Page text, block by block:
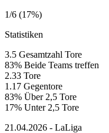
1/6 (17%)
Statistiken
3.5 Gesamtzahl Tore
83% Beide Teams treffen
2.33 Tore
1.17 Gegentore
83% Über 2,5 Tore
17% Unter 2,5 Tore
21.04.2026 - LaLiga